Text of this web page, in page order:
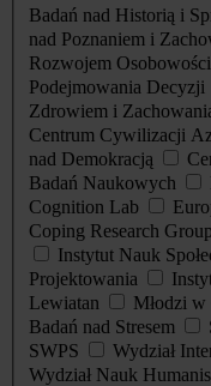
Badań nad Historią i
nad Poznaniem i
Rozwojem Osobowości
Podejmowania Decyzji
Zdrowiem i
Centrum Cywilizacji
nad Demokracją
Badań Naukowych
Cognition Lab
Coping Research Group
Instytut Nauk
Projektowania
Lewiatan
Młodzi
Badań nad Stresem
SWPS
Wydział
Wydział Nauk